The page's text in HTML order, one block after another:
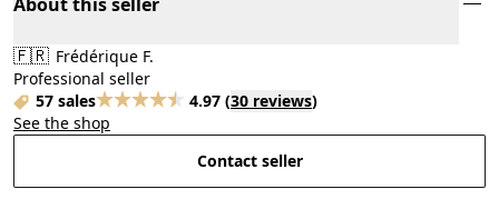
🇫🇷 Frédérique F.
Professional seller
57 sales
4.97 (30 reviews)
See the shop
Contact seller